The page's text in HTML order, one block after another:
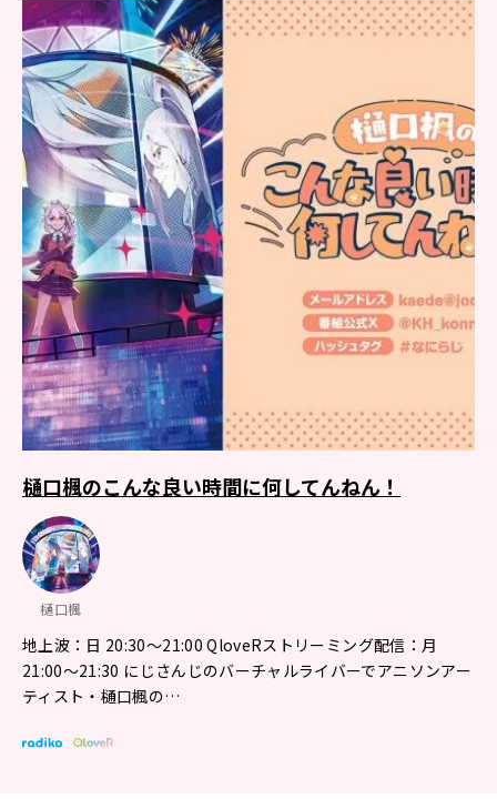
樋口楓のこんな良い時間に何してんねん！
樋口楓
地上波：日 20:30～21:00 QloveRストリーミング配信：月
21:00〜21:30 にじさんじのバーチャルライバーでアニソンアー
ティスト・樋口楓の…